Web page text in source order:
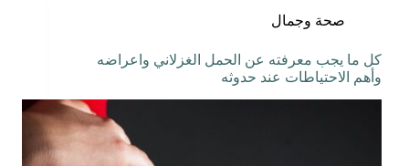
صحة وجمال
كل ما يجب معرفته عن الحمل الغزلاني واعراضه
وأهم الاحتياطات عند حدوثه